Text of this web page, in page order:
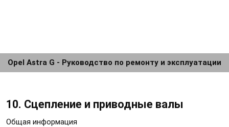
Opel Astra G - Руководство по ремонту и эксплуатации
10. Сцепление и приводные валы
Общая информация